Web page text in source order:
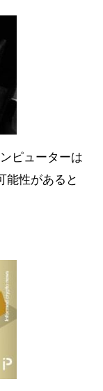
ピューターは
性があると